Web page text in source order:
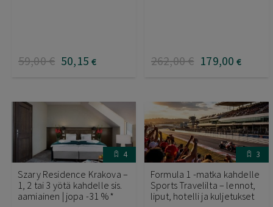
59,00€ 50,15 € 262,00€ 179,00 €
4
Szary Residence Krakova –
1, 2 tai 3 yötä kahdelle sis.
aamiainen | jopa -31 %*
3
Formula 1 -matka kahdelle
Sports Travelilta – lennot,
liput, hotelli ja kuljetukset